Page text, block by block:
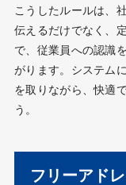
こうしたルールは、
伝えるだけでなく、
で、従業員への認識
がります。システム
を取りながら、快適
う。
フリーアド